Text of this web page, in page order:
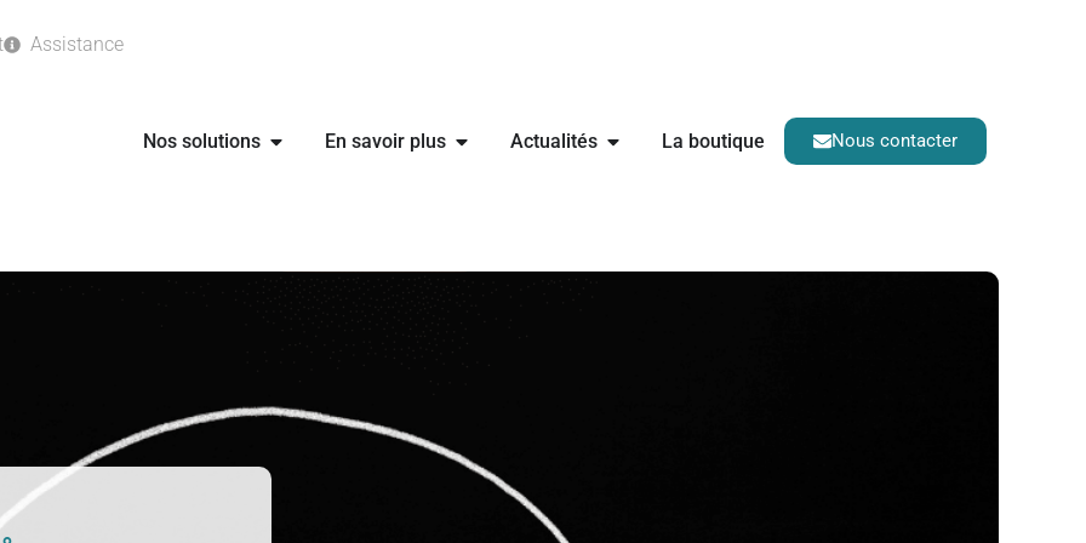
Assistance
Nos solutions En savoir plus Actualités La boutique Nous contacter